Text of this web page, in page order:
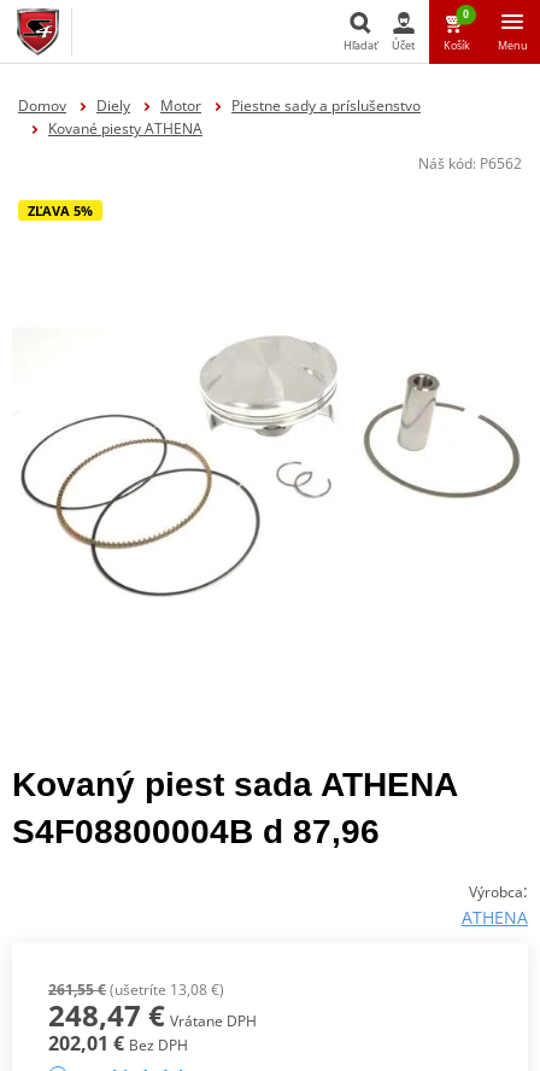
Hľadať Účet
0
Košík Menu
Domov Diely Motor
Piestne sady a príslušenstvo
Kované piesty ATHENA
Náš kód: P6562
ZĽAVA 5%
Kovaný piest sada ATHENA
S4F08800004B d 87,96
Výrobca:
ATHENA
261,55 €(ušetríte 13,08 €)
248,47 € Vrátane DPH
202,01 € Bez DPH